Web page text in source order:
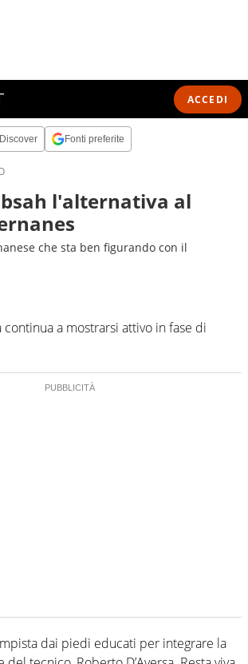
ACCEDI
Fonti preferite
l'alternativa al
che sta ben figurando con il
continua a mostrarsi attivo in fase di
dai piedi educati per integrare la